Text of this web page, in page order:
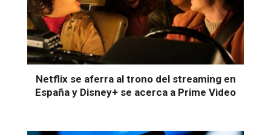
Netflix se aferra al trono del streaming en
España y Disney+ se acerca a Prime Video